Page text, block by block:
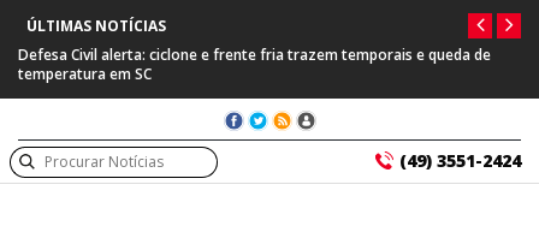
ÚLTIMAS NOTÍCIAS
Defesa Civil alerta: ciclone e frente fria trazem temporais e queda de
temperatura em SC
(49) 3551-2424